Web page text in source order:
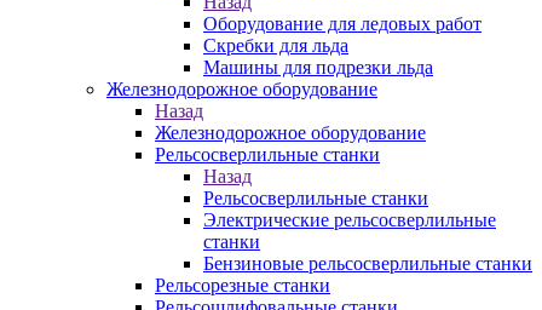
Оборудование для ледовых работ
Скребки для льда
Машины для подрезки льда
Железнодорожное оборудование
Назад
Железнодорожное оборудование
Рельсосверлильные станки
Назад
Рельсосверлильные станки
Электрические рельсосверлильные
станки
Бензиновые рельсосверлильные станки
Рельсорезные станки